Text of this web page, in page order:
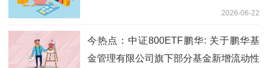
2026-06-22
今热点：中证800ETF鹏华: 关于鹏华基
金管理有限公司旗下部分基金新增流动性